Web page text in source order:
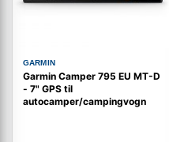
GARMIN
Garmin Camper 795 EU MT-D
- 7" GPS til
autocamper/campingvogn